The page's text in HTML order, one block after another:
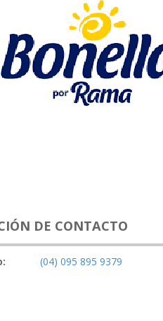
DE CONTACTO
(04) 095 895 9379